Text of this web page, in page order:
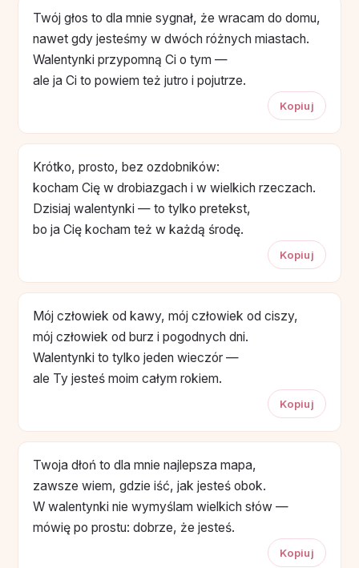
Twój głos to dla mnie sygnał, że wracam do domu,
nawet gdy jesteśmy w dwóch różnych miastach.
Walentynki przypomną Ci o tym —
ale ja Ci to powiem też jutro i pojutrze.
Kopiuj
Krótko, prosto, bez ozdobników:
kocham Cię w drobiazgach i w wielkich rzeczach.
Dzisiaj walentynki — to tylko pretekst,
bo ja Cię kocham też w każdą środę.
Kopiuj
Mój człowiek od kawy, mój człowiek od ciszy,
mój człowiek od burz i pogodnych dni.
Walentynki to tylko jeden wieczór —
ale Ty jesteś moim całym rokiem.
Kopiuj
Twoja dłoń to dla mnie najlepsza mapa,
zawsze wiem, gdzie iść, jak jesteś obok.
W walentynki nie wymyślam wielkich słów —
mówię po prostu: dobrze, że jesteś.
Kopiuj